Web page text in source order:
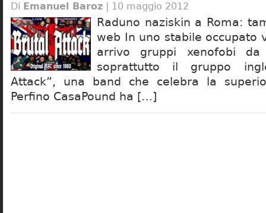
Di Emanuel Baroz | 10 maggio 2012
Raduno naziskin a Roma:
web In uno stabile occupato
arrivo gruppi xenofobi
soprattutto il gruppo
Attack”, una band che celebra la
Perfino CasaPound ha […]